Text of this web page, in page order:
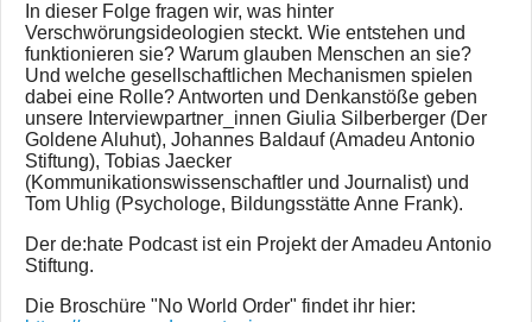
In dieser Folge fragen wir, was hinter
Verschwörungsideologien steckt. Wie entstehen und
funktionieren sie? Warum glauben Menschen an sie?
Und welche gesellschaftlichen Mechanismen spielen
dabei eine Rolle? Antworten und Denkanstöße geben
unsere Interviewpartner_innen Giulia Silberberger (Der
Goldene Aluhut), Johannes Baldauf (Amadeu Antonio
Stiftung), Tobias Jaecker
(Kommunikationswissenschaftler und Journalist) und
Tom Uhlig (Psychologe, Bildungsstätte Anne Frank).
Der de:hate Podcast ist ein Projekt der Amadeu Antonio
Stiftung.
Die Broschüre "No World Order" findet ihr hier: